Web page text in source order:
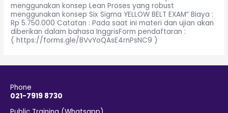
menggunakan konsep Lean Proses yang robust
menggunakan konsep Six Sigma YELLOW BELT EXAM” Biaya :
Rp 5.750.000 Catatan : Pada saat ini materi dan ujian akan
diberikan dalam bahasa InggrisForm pendaftaran :
( https://forms.gle/BVvYoQAsE4rnPsNC9 )
Phone
021-7919 8730